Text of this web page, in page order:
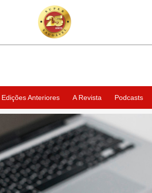
Edições Anteriores A Revista Podcasts